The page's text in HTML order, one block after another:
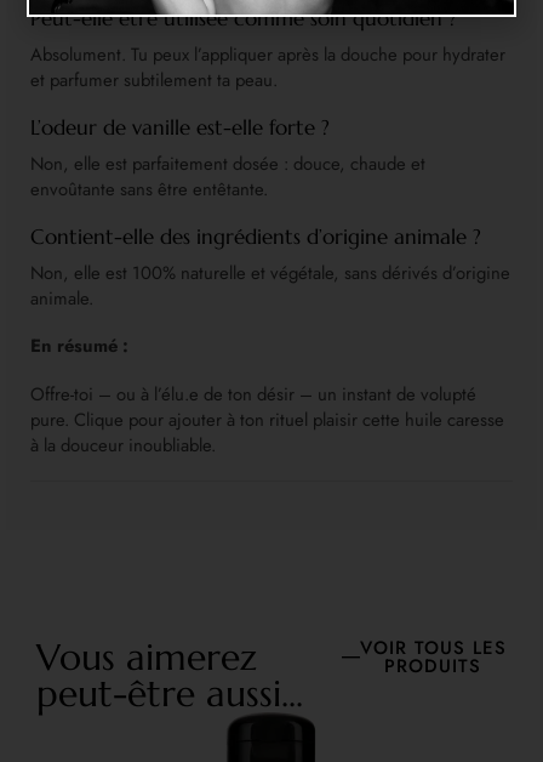
Peut-elle être utilisée comme soin quotidien ?
Absolument. Tu peux l’appliquer après la douche pour hydrater
et parfumer subtilement ta peau.
L’odeur de vanille est-elle forte ?
Non, elle est parfaitement dosée : douce, chaude et
envoûtante sans être entêtante.
Contient-elle des ingrédients d’origine animale ?
Non, elle est 100% naturelle et végétale, sans dérivés d’origine
animale.
En résumé :
Offre-toi – ou à l’élu.e de ton désir – un instant de volupté
pure. Clique pour ajouter à ton rituel plaisir cette huile caresse
à la douceur inoubliable.
Vous aimerez
peut-être aussi...
VOIR TOUS LES
PRODUITS